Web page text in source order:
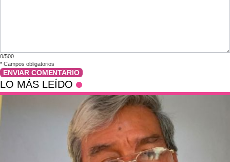
0/500
* Campos obligatorios
ENVIAR COMENTARIO
LO MÁS LEÍDO